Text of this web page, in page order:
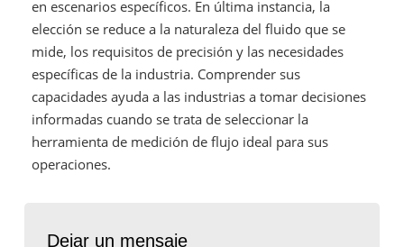
en escenarios específicos. En última instancia, la
elección se reduce a la naturaleza del fluido que se
mide, los requisitos de precisión y las necesidades
específicas de la industria. Comprender sus
capacidades ayuda a las industrias a tomar decisiones
informadas cuando se trata de seleccionar la
herramienta de medición de flujo ideal para sus
operaciones.
Dejar un mensaje